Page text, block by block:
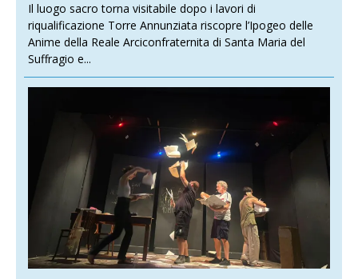
Il luogo sacro torna visitabile dopo i lavori di
riqualificazione Torre Annunziata riscopre l’Ipogeo delle
Anime della Reale Arciconfraternita di Santa Maria del
Suffragio e...